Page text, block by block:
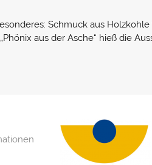
Schmuck aus
aus der Asche“ hieß die